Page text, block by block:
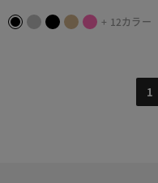
+ 12カラー
1